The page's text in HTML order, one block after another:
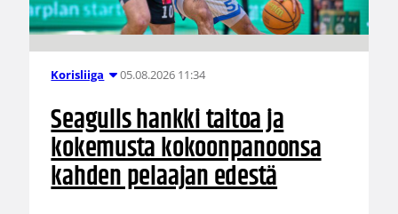
Korisliiga 05.08.2026 11:34
Seagulls hankki taitoa ja
kokemusta kokoonpanoonsa
kahden pelaajan edestä